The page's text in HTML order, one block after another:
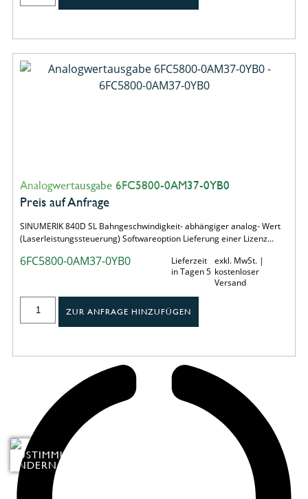
Analogwertausgabe 6FC5800-0AM37-0YB0
Preis auf Anfrage
SINUMERIK 840D SL Bahngeschwindigkeit- abhängiger analog- Wert
(Laserleistungssteuerung) Softwareoption Lieferung einer Lizenz…
6FC5800-0AM37-0YB0
Lieferzeit
in Tagen 5
exkl. MwSt. |
kostenloser
Versand
ZUR ANFRAGE HINZUFÜGEN